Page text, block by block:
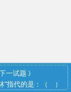
一试题 〉
”指代的是：（ ）